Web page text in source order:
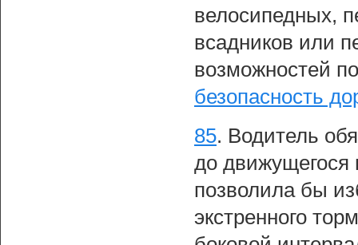
велосипедных,
всадников или
возможностей
безопасность
85. Водитель
до движущегося
позволила бы
экстренного